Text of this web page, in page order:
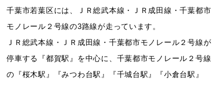
千葉市若葉区には、ＪＲ総武本線・ＪＲ成田線・千葉都市
モノレール２号線の3路線が走っています。
ＪＲ総武本線・ＪＲ成田線・千葉都市モノレール２号線が
停車する『都賀駅』を中心に、千葉都市モノレール２号線
の『桜木駅』『みつわ台駅』『千城台駅』『小倉台駅』